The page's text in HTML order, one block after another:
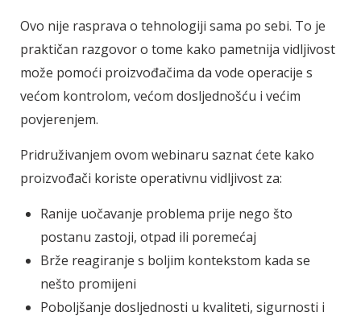
Ovo nije rasprava o tehnologiji sama po sebi. To je
praktičan razgovor o tome kako pametnija vidljivost
može pomoći proizvođačima da vode operacije s
većom kontrolom, većom dosljednošću i većim
povjerenjem.
Pridruživanjem ovom webinaru saznat ćete kako
proizvođači koriste operativnu vidljivost za:
Ranije uočavanje problema prije nego što
postanu zastoji, otpad ili poremećaj
Brže reagiranje s boljim kontekstom kada se
nešto promijeni
Poboljšanje dosljednosti u kvaliteti, sigurnosti i